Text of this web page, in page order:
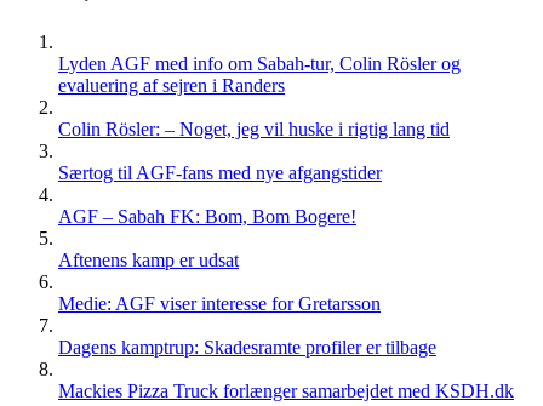
Lyden AGF med info om Sabah-tur, Colin Rösler og
evaluering af sejren i Randers
Colin Rösler: – Noget, jeg vil huske i rigtig lang tid
Særtog til AGF-fans med nye afgangstider
AGF – Sabah FK: Bom, Bom Bogere!
Aftenens kamp er udsat
Medie: AGF viser interesse for Gretarsson
Dagens kamptrup: Skadesramte profiler er tilbage
Mackies Pizza Truck forlænger samarbejdet med KSDH.dk